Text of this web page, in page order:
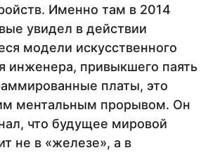
Именно там в 2014
увидел в действии
модели искусственного
инженера, привыкшего паять
платы, это
ментальным прорывом. Он
что будущее мировой
не в «железе», а в